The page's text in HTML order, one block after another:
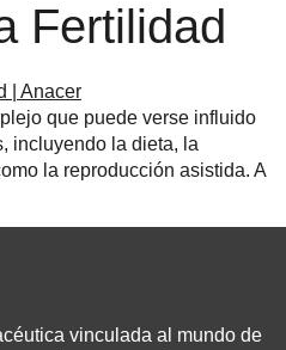
Fertilidad
que puede verse influido
incluyendo la dieta, la
la reproducción asistida. A
vinculada al mundo de